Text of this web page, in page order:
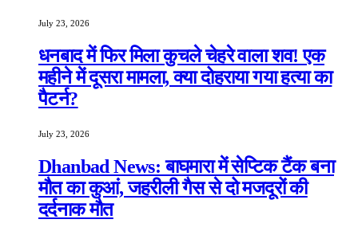
July 23, 2026
धनबाद में फिर मिला कुचले चेहरे वाला शव! एक
महीने में दूसरा मामला, क्या दोहराया गया हत्या का
पैटर्न?
July 23, 2026
Dhanbad News: बाघमारा में सेप्टिक टैंक बना
मौत का कुआं, जहरीली गैस से दो मजदूरों की
दर्दनाक मौत